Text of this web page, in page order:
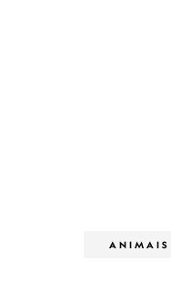
ANIMAIS